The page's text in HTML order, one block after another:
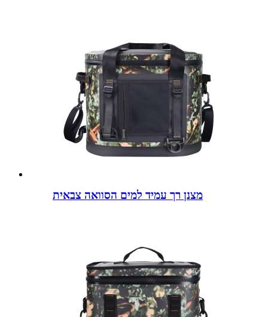
מצנן רך עמיד למים הסוואה צבאית